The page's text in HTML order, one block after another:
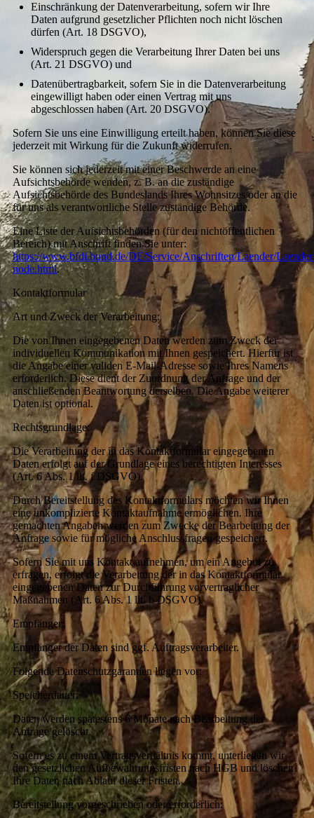
Einschränkung der Datenverarbeitung, sofern wir Ihre
Daten aufgrund gesetzlicher Pflichten noch nicht löschen
dürfen (Art. 18 DSGVO),
Widerspruch gegen die Verarbeitung Ihrer Daten bei uns
(Art. 21 DSGVO) und
Datenübertragbarkeit, sofern Sie in die Datenverarbeitung
eingewilligt haben oder einen Vertrag mit uns
abgeschlossen haben (Art. 20 DSGVO).
Sofern Sie uns eine Einwilligung erteilt haben, können Sie diese
jederzeit mit Wirkung für die Zukunft widerrufen.
Sie können sich jederzeit mit einer Beschwerde an eine
Aufsichtsbehörde wenden, z. B. an die zuständige
Aufsichtsbehörde des Bundeslands Ihres Wohnsitzes oder an die
für uns als verantwortliche Stelle zuständige Behörde.
Eine Liste der Aufsichtsbehörden (für den nichtöffentlichen
Bereich) mit Anschrift finden Sie unter:
https://www.bfdi.bund.de/DE/Service/Anschriften/Laender/
node.html.
Kontaktformular
Art und Zweck der Verarbeitung:
Die von Ihnen eingegebenen Daten werden zum Zweck der
individuellen Kommunikation mit Ihnen gespeichert. Hierfür ist
die Angabe einer validen E-Mail-Adresse sowie Ihres Namens
erforderlich. Diese dient der Zuordnung der Anfrage und der
anschließenden Beantwortung derselben. Die Angabe weiterer
Daten ist optional.
Rechtsgrundlage:
Die Verarbeitung der in das Kontaktformular eingegebenen
Daten erfolgt auf der Grundlage eines berechtigten Interesses
(Art. 6 Abs. 1 lit. f DSGVO).
Durch Bereitstellung des Kontaktformulars möchten wir Ihnen
eine unkomplizierte Kontaktaufnahme ermöglichen. Ihre
gemachten Angaben werden zum Zwecke der Bearbeitung der
Anfrage sowie für mögliche Anschlussfragen gespeichert.
Sofern Sie mit uns Kontakt aufnehmen, um ein Angebot zu
erfragen, erfolgt die Verarbeitung der in das Kontaktformular
eingegebenen Daten zur Durchführung vorvertraglicher
Maßnahmen (Art. 6 Abs. 1 lit. b DSGVO).
Empfänger:
Empfänger der Daten sind ggf. Auftragsverarbeiter.
Folgende Datenschutzgarantien liegen vor:
Speicherdauer:
Daten werden spätestens 6 Monate nach Bearbeitung der
Anfrage gelöscht.
Sofern es zu einem Vertragsverhältnis kommt, unterliegen wir
den gesetzlichen Aufbewahrungsfristen nach HGB und löschen
Ihre Daten nach Ablauf dieser Fristen.
Bereitstellung vorgeschrieben oder erforderlich: